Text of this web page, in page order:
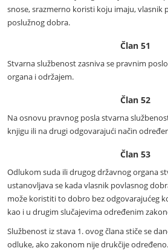
snose, srazmerno koristi koju imaju, vlasnik
poslužnog dobra.
Član 51
Stvarna službenost zasniva se pravnim
organa i održajem.
Član 52
Na osnovu pravnog posla stvarna
knjigu ili na drugi odgovarajući način
Član 53
Odlukom suda ili drugog državnog organa
ustanovljava se kada vlasnik povlasnog
može koristiti to dobro bez odgovarajućeg
kao i u drugim slučajevima određenim
Službenost iz stava 1. ovog člana stiče se
odluke, ako zakonom nije drukčije određeno.